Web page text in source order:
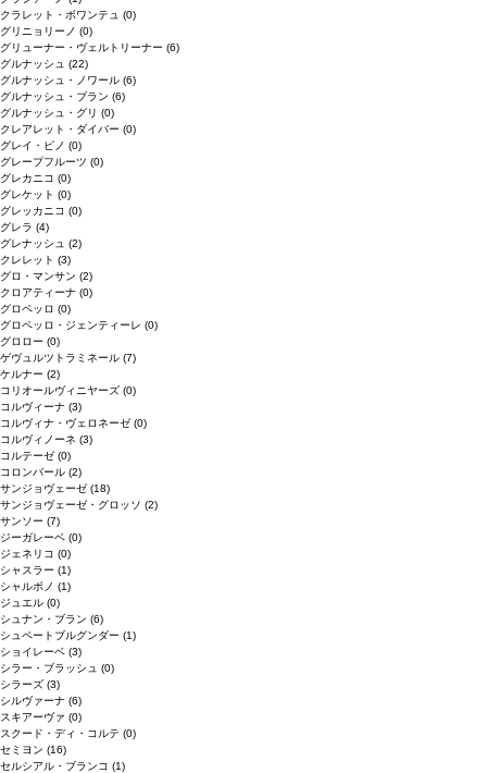
クラレット・ボワンテュ (0)
グリニョリーノ (0)
グリューナー・ヴェルトリーナー (6)
グルナッシュ (22)
グルナッシュ・ノワール (6)
グルナッシュ・ブラン (6)
グルナッシュ・グリ (0)
クレアレット・ダイバー (0)
グレイ・ピノ (0)
グレープフルーツ (0)
グレカニコ (0)
グレケット (0)
グレッカニコ (0)
グレラ (4)
グレナッシュ (2)
クレレット (3)
グロ・マンサン (2)
クロアティーナ (0)
グロペッロ (0)
グロペッロ・ジェンティーレ (0)
グロロー (0)
ゲヴュルツトラミネール (7)
ケルナー (2)
コリオールヴィニヤーズ (0)
コルヴィーナ (3)
コルヴィナ・ヴェロネーゼ (0)
コルヴィノーネ (3)
コルテーゼ (0)
コロンバール (2)
サンジョヴェーゼ (18)
サンジョヴェーゼ・グロッソ (2)
サンソー (7)
ジーガレーベ (0)
ジェネリコ (0)
シャスラー (1)
シャルボノ (1)
ジュエル (0)
シュナン・ブラン (6)
シュペートブルグンダー (1)
ショイレーベ (3)
シラー・ブラッシュ (0)
シラーズ (3)
シルヴァーナ (6)
スキアーヴァ (0)
スクード・ディ・コルテ (0)
セミヨン (16)
セルシアル・ブランコ (1)